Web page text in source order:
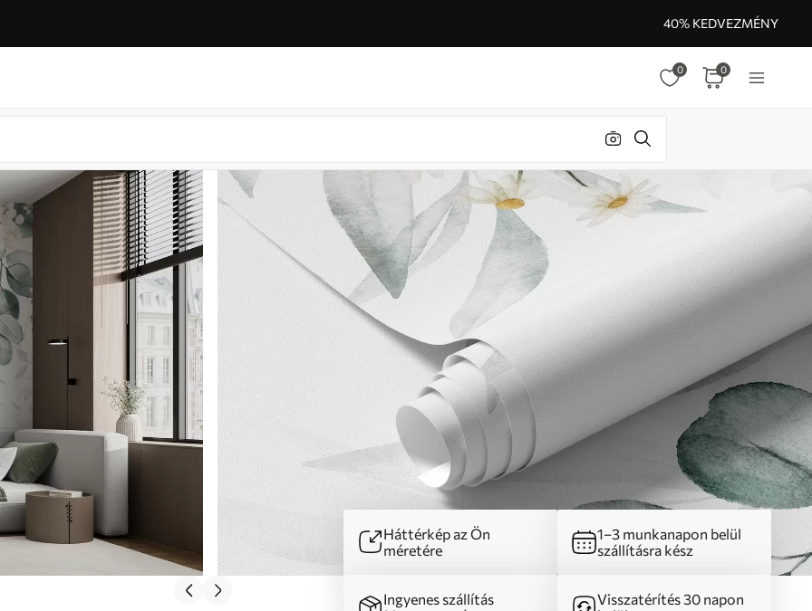
40% KEDVEZMÉNY
0 0
Háttérkép az Ön
méretére
1–3 munkanapon belül
szállításra kész
Ingyenes szállítás
Visszatérítés 30 napon